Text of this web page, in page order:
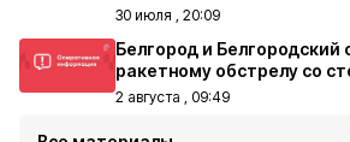
30 июля , 20:09
Белгород и Белгородский
ракетному обстрелу со
2 августа , 09:49